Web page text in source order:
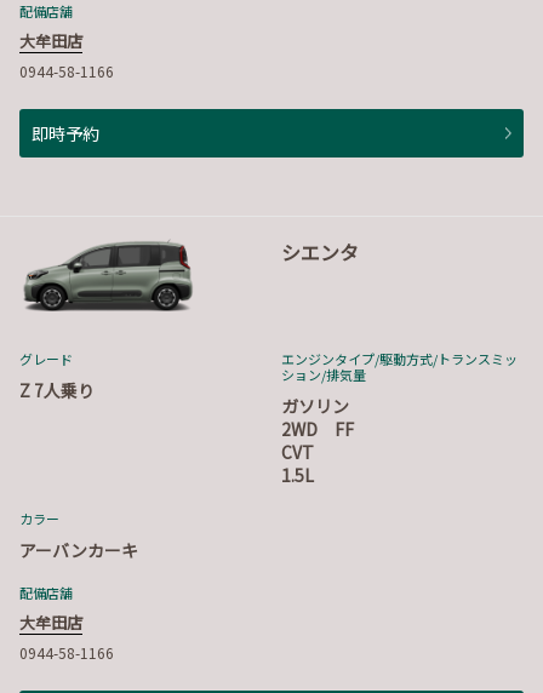
配備店舗
大牟田店
0944-58-1166
即時予約
シエンタ
グレード
Z 7人乗り
エンジンタイプ/駆動方式/トランスミッ
ション/排気量
ガソリン
2WD FF
CVT
1.5L
カラー
アーバンカーキ
配備店舗
大牟田店
0944-58-1166